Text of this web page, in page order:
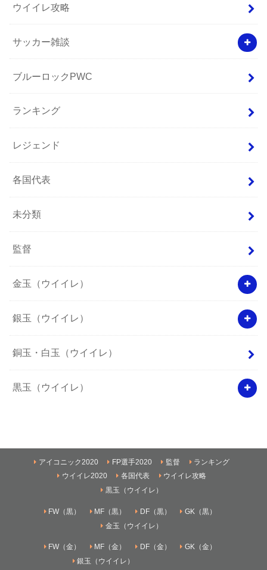
ウイイレ攻略
サッカー雑談
ブルーロックPWC
ランキング
レジェンド
各国代表
未分類
監督
金玉（ウイイレ）
銀玉（ウイイレ）
銅玉・白玉（ウイイレ）
黒玉（ウイイレ）
アイコニック2020 FP選手2020 監督
ランキング
ウイイレ2020
各国代表
ウイイレ攻略
黒玉（ウイイレ）
FW（黒） MF（黒） DF（黒）
GK（黒）
金玉（ウイイレ）
FW（金） MF（金） DF（金）
GK（金）
銀玉（ウイイレ）